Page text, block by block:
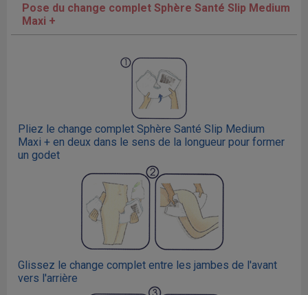
Pose du change complet Sphère Santé Slip Medium
Maxi +
Pliez le change complet Sphère Santé Slip Medium
Maxi + en deux dans le sens de la longueur pour former
un godet
Glissez le change complet entre les jambes de l'avant
vers l'arrière